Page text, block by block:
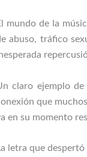
mundo de la
abuso, tráfico
claro ejemplo
que
en su momento
letra que despertó